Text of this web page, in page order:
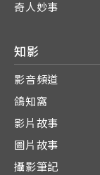
奇人妙事
知影
影音頻道
鴿知窩
影片故事
圖片故事
攝影筆記